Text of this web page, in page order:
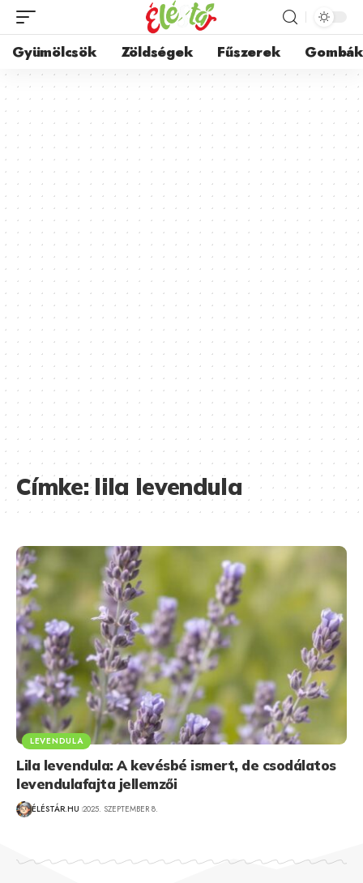
Gyümölcsök Zöldségek Fűszerek Gombák
Címke:lila levendula
LEVENDULA
Lila levendula: A kevésbé ismert, de csodálatos
levendulafajta jellemzői
ÉLÉSTÁR.HU 2025. SZEPTEMBER 8.